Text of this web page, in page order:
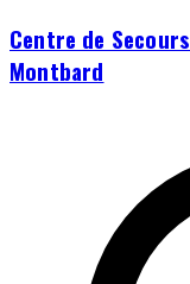
Centre de
Montbard